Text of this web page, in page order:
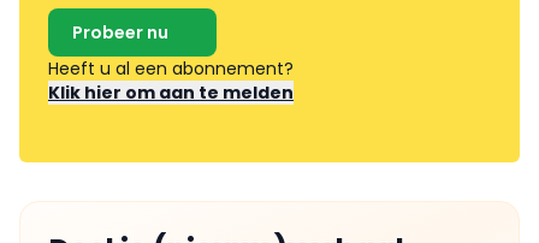
Probeer nu
Heeft u al een abonnement?
Klik hier om aan te melden